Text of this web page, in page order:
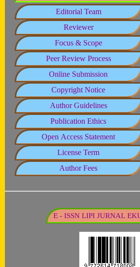
Editorial Team
Reviewer
Focus & Scope
Peer Review Process
Online Submission
Copyright Notice
Author Guidelines
Publication Ethics
Open Access Statement
License Term
Author Fees
E - ISSN LIPI JURNAL